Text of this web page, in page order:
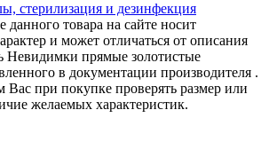
стерилизация и дезинфекция
товара на сайте носит
и может отличаться от описания
Невидимки прямые золотистые
в документации производителя .
Вас при покупке проверять размер или
желаемых характеристик.